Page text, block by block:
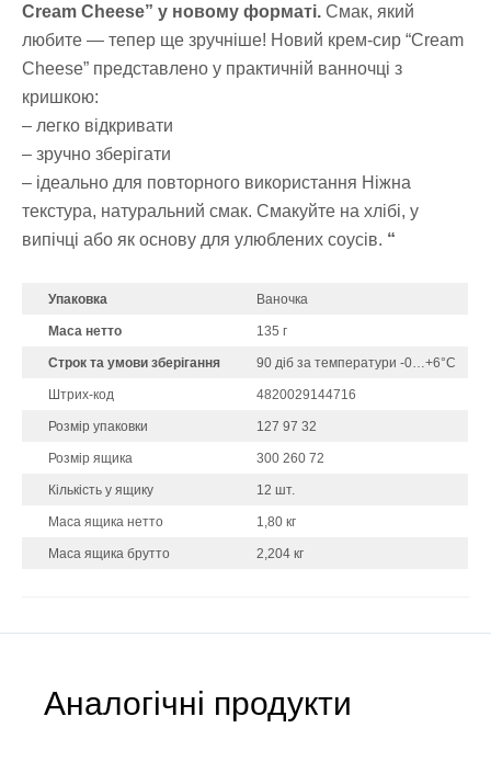
Cream Cheese” у новому форматі. Смак, який
любите — тепер ще зручніше! Новий крем-сир “Cream
Cheese” представлено у практичній ванночці з
кришкою:
– легко відкривати
– зручно зберігати
– ідеально для повторного використання Ніжна
текстура, натуральний смак. Смакуйте на хлібі, у
випічці або як основу для улюблених соусів. “
Упаковка Ваночка
Маса нетто 135 г
Строк та умови зберігання 90 діб за температури -0…+6°С
Штрих-код 4820029144716
Розмір упаковки 127 97 32
Розмір ящика 300 260 72
Кількість у ящику 12 шт.
Маса ящика нетто 1,80 кг
Маса ящика брутто 2,204 кг
Аналогічні продукти